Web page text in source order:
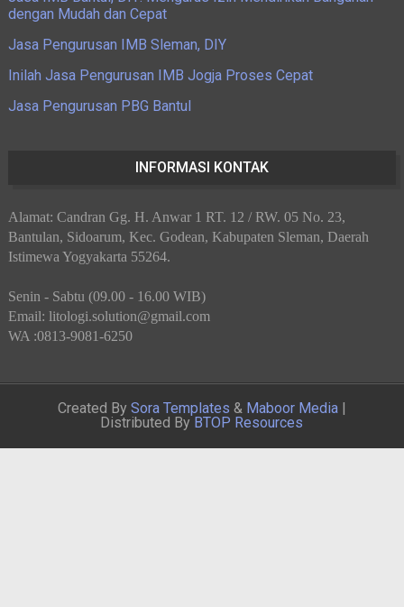
dengan Mudah dan Cepat
Jasa Pengurusan IMB Sleman, DIY
Inilah Jasa Pengurusan IMB Jogja Proses Cepat
Jasa Pengurusan PBG Bantul
INFORMASI KONTAK
Alamat: Candran Gg. H. Anwar 1 RT. 12 / RW. 05 No. 23,
Bantulan, Sidoarum, Kec. Godean, Kabupaten Sleman, Daerah
Istimewa Yogyakarta 55264.
Senin - Sabtu (09.00 - 16.00 WIB)
Email: litologi.solution@gmail.com
WA :0813-9081-6250
Created By Sora Templates & Maboor Media|
Distributed By BTOP Resources